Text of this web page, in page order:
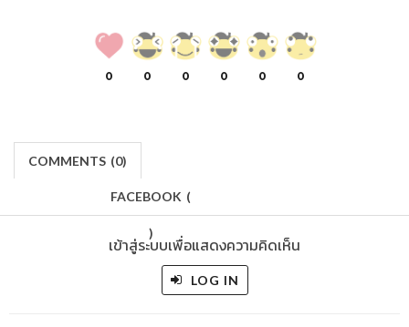
0 0 0 0 0 0
COMMENTS (0)
FACEBOOK (
)
เข้าสู่ระบบเพื่อแสดงความคิดเห็น
LOG IN